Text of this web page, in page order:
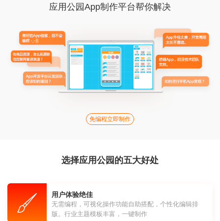
应用公园App制作平台帮你解决
免编程立即制作
选择应用公园的五大好处
用户体验绝佳
无需编程，可视化操作功能自助搭配，个性化编辑排
版。行业主题模板丰富，一键制作